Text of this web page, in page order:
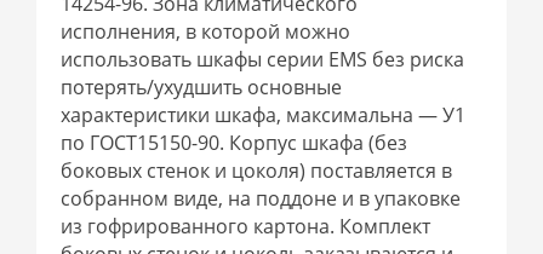
исполнения, в которой можно
использовать шкафы серии EMS без риска
потерять/ухудшить основные
характеристики шкафа, максимальна — У1
по ГОСТ15150-90. Корпус шкафа (без
боковых стенок и цоколя) поставляется в
собранном виде, на поддоне и в упаковке
из гофрированного картона. Комплект